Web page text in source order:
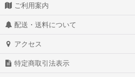
ご利用案内
配送・送料について
アクセス
特定商取引法表示